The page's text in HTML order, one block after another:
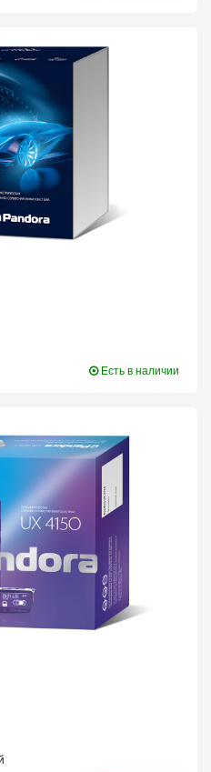
Есть в наличии